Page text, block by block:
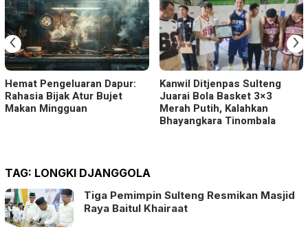
Hemat Pengeluaran Dapur:
Rahasia Bijak Atur Bujet
Makan Mingguan
Kanwil Ditjenpas Sulteng
Juarai Bola Basket 3×3
Merah Putih, Kalahkan
Bhayangkara Tinombala
‹ ›
TAG: LONGKI DJANGGOLA
Tiga Pemimpin Sulteng Resmikan Masjid
Raya Baitul Khairaat